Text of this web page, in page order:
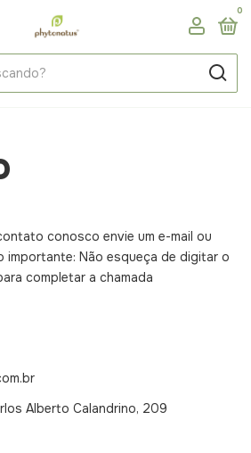
0
conosco envie um e-mail ou
importante: Não esqueça de digitar o
completar a chamada
Alberto Calandrino, 209